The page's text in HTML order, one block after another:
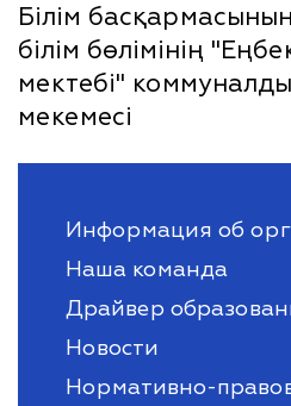
Білім
білім бөлімінің
мектебі"
мекемесі
Информация об
Наша команда
Драйвер
Новости
Нормативно-